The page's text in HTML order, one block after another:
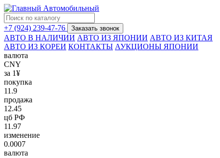
+7 (924) 239-47-76 Заказать звонок
АВТО В НАЛИЧИИ АВТО ИЗ ЯПОНИИ АВТО ИЗ КИТАЯ
АВТО ИЗ КОРЕИ КОНТАКТЫ АУКЦИОНЫ ЯПОНИИ
валюта
CNY
за 1¥
покупка
11.9
продажа
12.45
цб РФ
11.97
изменение
0.0007
валюта